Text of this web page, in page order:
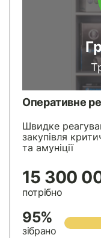
Оперативне
Швидке
закупівля
та амуніції
15 300
потрібно
95%
зібрано